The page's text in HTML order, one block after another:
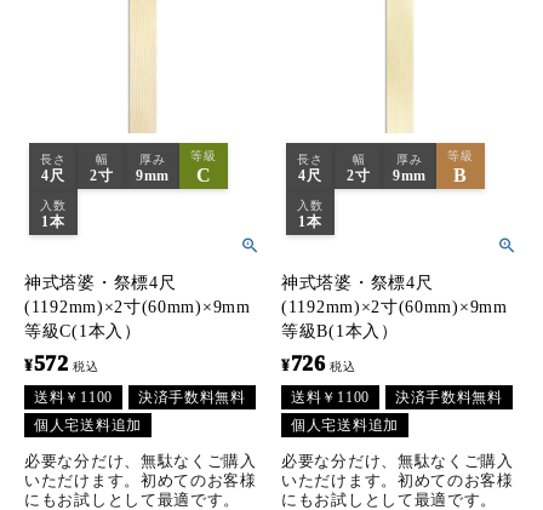
長さ
4尺
幅
2寸
厚み
9mm
等級
C
入数
1本
神式塔婆・祭標4尺
(1192mm)×2寸(60mm)×9mm
等級C(1本入）
¥572 税込
送料￥1100
決済手数料無料
個人宅送料追加
必要な分だけ、無駄なくご購入
いただけます。初めてのお客様
にもお試しとして最適です。
長さ
4尺
幅
2寸
厚み
9mm
等級
B
入数
1本
神式塔婆・祭標4尺
(1192mm)×2寸(60mm)×9mm
等級B(1本入）
¥726 税込
送料￥1100
決済手数料無料
個人宅送料追加
必要な分だけ、無駄なくご購入
いただけます。初めてのお客様
にもお試しとして最適です。